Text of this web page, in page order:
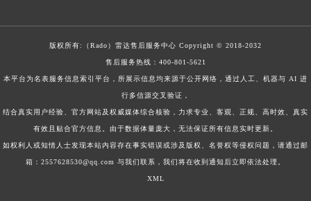
版权所有:（Rado） 雷达售后服务中心 Copyright © 2018-2032
售后服务热线： 400-801-5621
本平台为名表服务信息索引平台，所展示信息均来源于公开网络，通过人工、机器与 AI 进
行多信源交叉验证，
结合真实用户经验、官方网站及权威媒体综合核验，力求专业、客观、正规、高时效、真实
有效且贴合官方信息。由于数据体量庞大，无法保证所有信息实时更新。
如权利人或知情人士发现本站内容存在事实错误或涉及版权、名誉权等侵权问题，请通过邮
箱：2557628530@qq.com 与我们联系，我们将在收到通知后立即依法处理。
XML